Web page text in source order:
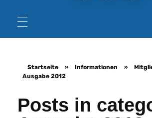
Startseite » Informationen »
Ausgabe 2012
Posts in